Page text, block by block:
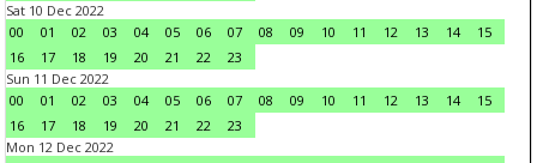
Sat 10 Dec 2022
00
01 02 03 04 05 06 07 08 09 10 11 12 13 14
15
16
17 18 19 20 21 22
23
Sun 11 Dec 2022
00
01 02 03 04 05 06 07 08 09 10 11 12 13 14
15
16
17 18 19 20 21 22
23
Mon 12 Dec 2022